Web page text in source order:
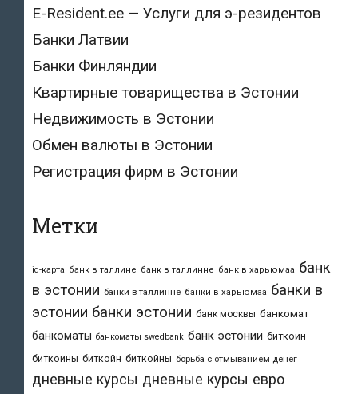
E-Resident.ee — Услуги для э-резидентов
Банки Латвии
Банки Финляндии
Квартирные товарищества в Эстонии
Недвижимость в Эстонии
Обмен валюты в Эстонии
Регистрация фирм в Эстонии
Метки
id-карта банк в таллине банк в таллинне банк в харьюмаа банк
в эстонии банки в таллинне банки в харьюмаа банки в
эстонии банки эстонии банк москвы банкомат
банкоматы банкоматы swedbank банк эстонии биткоин
биткоины биткойн биткойны борьба с отмыванием денег
дневные курсы дневные курсы евро